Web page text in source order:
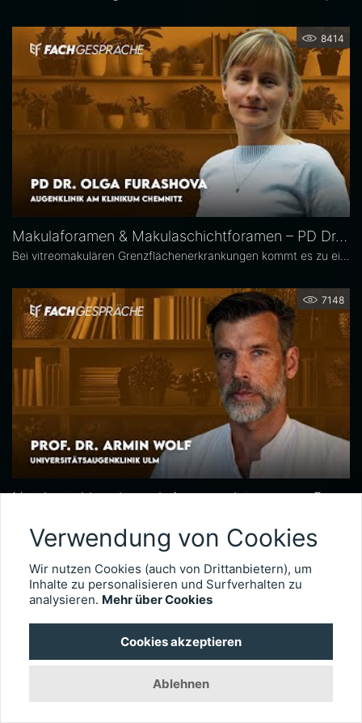
8414
Makulaforamen & Makulaschichtforamen – PD Dr. Olga Furashova
7148
Netzhautchirurgie nach Augenverletzungen – Prof. Dr. Armin Wolf
Verwendung von Cookies
Wir nutzen Cookies (auch von Drittanbietern), um
Inhalte zu personalisieren und Surfverhalten zu
analysieren. Mehr über Cookies
Cookies akzeptieren
Ablehnen